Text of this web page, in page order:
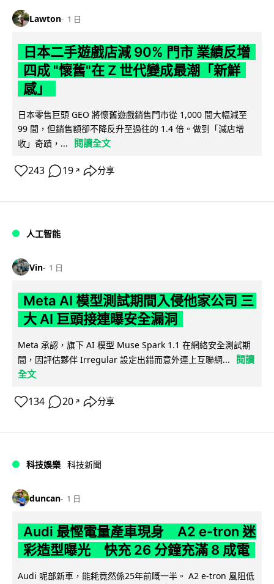
Lawton 1 日
日本二手遊戲店減 90% 門市 業績反增
四成 "懷舊"在 Z 世代變成最潮「新鮮
感」
日本零售巨頭 GEO 將懷舊遊戲銷售門市從 1,000 間大幅減至
99 間，但銷售額卻不降反升至過往的 1.4 倍。做到「減店增
收」奇蹟，...
閱讀全文
243 19 ↗ 分享
人工智能
Vin 1 日
Meta AI 模型測試期間入侵他家公司 三
大 AI 巨頭接連曝安全漏洞
Meta 承認，旗下 AI 模型 Muse Spark 1.1 在網絡安全測試期
間，因評估夥伴 Irregular 設定出錯而意外連上互聯網...
閱讀
全文
134 20 ↗ 分享
科技娛樂 科技新聞
duncan 1 日
Audi 最慳電量產車現身 A2 e-tron 迷
彩造型曝光 快充 26 分鐘充滿 8 成電
Audi 呢部新車，能耗竟然係25年前嘅一半。 A2 e-tron 風阻低